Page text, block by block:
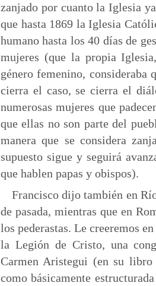
zanjado por cuanto la Iglesia
que hasta 1869 la Iglesia
humano hasta los 40 días de
mujeres (que la propia
género femenino, consideraba
cierra el caso, se cierra el
numerosas mujeres que
que ellas no son parte del
manera que se considera
supuesto sigue y seguirá
que hablen papas y obispos).
Francisco dijo también en
de pasada, mientras que en
los pederastas. Le creeremos
la Legión de Cristo, una
Carmen Aristegui (en su libro
como básicamente